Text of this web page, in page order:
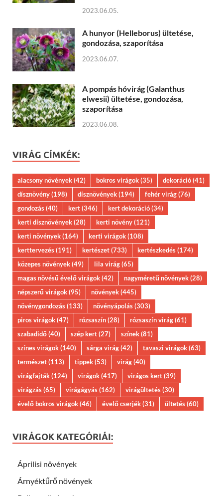
2023.06.05.
A hunyor (Helleborus) ültetése,
gondozása, szaporítása
2023.06.07.
A pompás hóvirág (Galanthus
elwesii) ültetése, gondozása,
szaporítása
2023.06.08.
VIRÁG CÍMKÉK:
alacsony növények(42) bokros virágok(35) dekoráció(41)
dísznövény(198) dísznövények(194) fehér virág(76)
gondozás(40) kert(346) kert dekoráció(34)
kerti dísznövények(28) kerti növény(121)
kerti növények(164) kerti virágok(108)
kerttervezés(191) kertészet(733) kertészkedés(174)
közepes növények(49) lila virág(65)
magas növésű évelő virágok(42) nagyméretű növények(28)
népszerű virágok(95) növények(445)
növénygondozás(133) növényápolás(303)
piros virágok(47) rózsaszín(28) rózsaszín virág(61)
szabadidő(40) szép kert(27) színek(81)
színes virágok(140) sárga virág(42) tavaszi virágok(63)
természet(113) tippek(53) virág(40)
virágfajták(124) virágok(417) virágos kert(39)
virágzás(65) virágágyás(162) virágültetés(30)
évelő bokros virágok(46) évelő cserjék(31) ültetés(60)
VIRÁGOK KATEGÓRIÁI:
Áprilisi növények
Árnyéktűrő növények